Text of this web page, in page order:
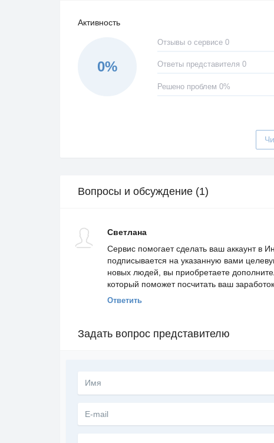
Активность
0%
Отзывы о сервисе 0
Ответы представителя 0
Решено проблем 0%
Вопросы и обсуждение (1)
Светлана
Сервис помогает сделать ваш аккаунт в
подписывается на указанную вами
новых людей, вы приобретаете
который поможет посчитать ваш
Ответить
Задать вопрос представителю